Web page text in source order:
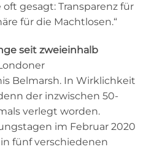
oft gesagt: Transparenz für
für die Machtlosen.“
seit zweieinhalb
Belmarsh. In Wirklichkeit
der inzwischen 50-
verlegt worden.
im Februar 2020
fünf verschiedenen